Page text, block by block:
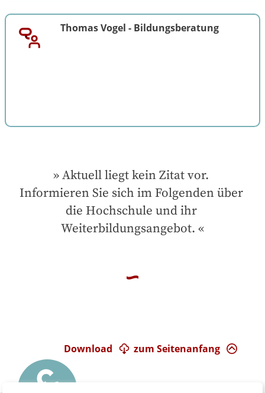
Thomas Vogel - Bildungsberatung
Aktuell liegt kein Zitat vor.
Informieren Sie sich im Folgenden über
die Hochschule und ihr
Weiterbildungsangebot.
zum Seitenanfang
Download